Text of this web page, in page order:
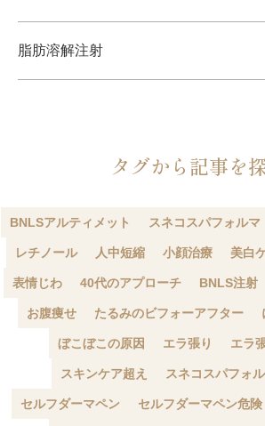
脂肪溶解注射
タグから記事を
BNLSアルティメット スネコスパフォルマ
レチノール 人中短縮 小顔治療 美白
表情じわ 40代のアプローチ BNLS注射
お腹痩せ たるみのビフォーアフター
ぼこぼこの原因 エラ張り エラ
スキンケア超え スネコスパフォ
セルフダーマペン セルフダーマペン危険